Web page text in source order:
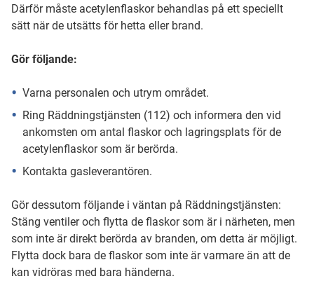
Därför måste acetylenflaskor behandlas på ett speciellt
sätt när de utsätts för hetta eller brand.
Gör följande:
Varna personalen och utrym området.
Ring Räddningstjänsten (112) och informera den vid
ankomsten om antal flaskor och lagringsplats för de
acetylenflaskor som är berörda.
Kontakta gasleverantören.
Gör dessutom följande i väntan på Räddningstjänsten:
Stäng ventiler och flytta de flaskor som är i närheten, men
som inte är direkt berörda av branden, om detta är möjligt.
Flytta dock bara de flaskor som inte är varmare än att de
kan vidröras med bara händerna.